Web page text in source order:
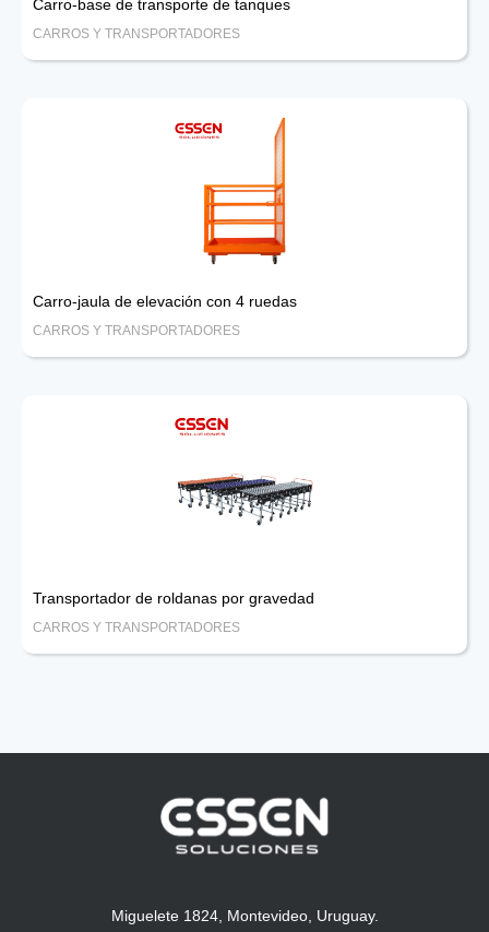
Carro-base de transporte de tanques
CARROS Y TRANSPORTADORES
Carro-jaula de elevación con 4 ruedas
CARROS Y TRANSPORTADORES
Transportador de roldanas por gravedad
CARROS Y TRANSPORTADORES
Miguelete 1824, Montevideo, Uruguay.